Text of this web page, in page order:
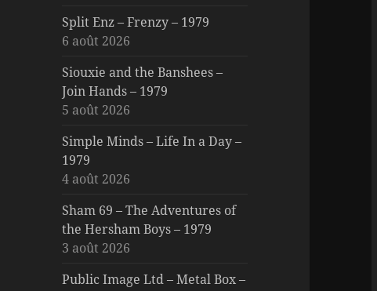
Split Enz – Frenzy – 1979
6 août 2026
Siouxie and the Banshees –
Join Hands – 1979
5 août 2026
Simple Minds – Life In a Day –
1979
4 août 2026
Sham 69 – The Adventures of
the Hersham Boys – 1979
3 août 2026
Public Image Ltd – Metal Box –